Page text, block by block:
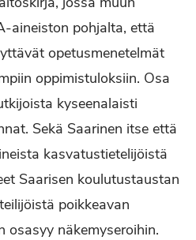
aineiston pohjalta, että
opetusmenetelmät
oppimistuloksiin. Osa
kyseenalaisti
Sekä Saarinen itse että
kasvatustietelijöistä
Saarisen koulutustaustan
poikkeavan
osasyy näkemyseroihin.